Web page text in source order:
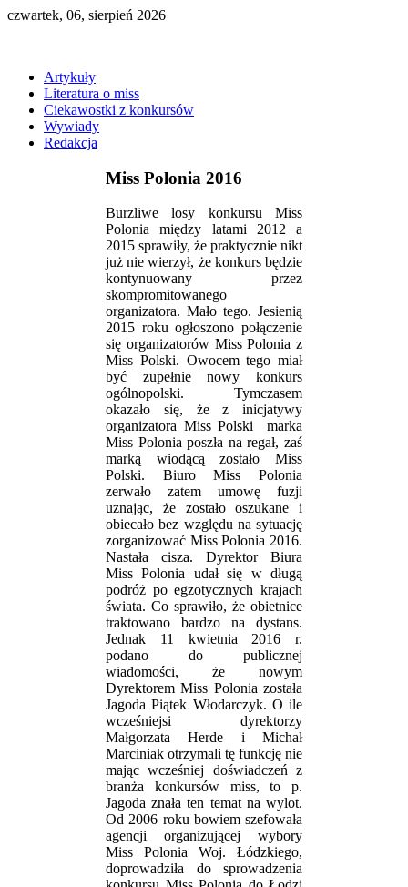
czwartek, 06, sierpień 2026
Artykuły
Literatura o miss
Ciekawostki z konkursów
Wywiady
Redakcja
Miss Polonia 2016
Burzliwe losy konkursu Miss
Polonia między latami 2012 a
2015 sprawiły, że praktycznie nikt
już nie wierzył, że konkurs będzie
kontynuowany przez
skompromitowanego
organizatora. Mało tego. Jesienią
2015 roku ogłoszono połączenie
się organizatorów Miss Polonia z
Miss Polski. Owocem tego miał
być zupełnie nowy konkurs
ogólnopolski. Tymczasem
okazało się, że z inicjatywy
organizatora Miss Polski marka
Miss Polonia poszła na regał, zaś
marką wiodącą zostało Miss
Polski. Biuro Miss Polonia
zerwało zatem umowę fuzji
uznając, że zostało oszukane i
obiecało bez względu na sytuację
zorganizować Miss Polonia 2016.
Nastała cisza. Dyrektor Biura
Miss Polonia udał się w długą
podróż po egzotycznych krajach
świata. Co sprawiło, że obietnice
traktowano bardzo na dystans.
Jednak 11 kwietnia 2016 r.
podano do publicznej
wiadomości, że nowym
Dyrektorem Miss Polonia została
Jagoda Piątek Włodarczyk. O ile
wcześniejsi dyrektorzy
Małgorzata Herde i Michał
Marciniak otrzymali tę funkcję nie
mając wcześniej doświadczeń z
branża konkursów miss, to p.
Jagoda znała ten temat na wylot.
Od 2006 roku bowiem szefowała
agencji organizującej wybory
Miss Polonia Woj. Łódzkiego,
doprowadziła do sprowadzenia